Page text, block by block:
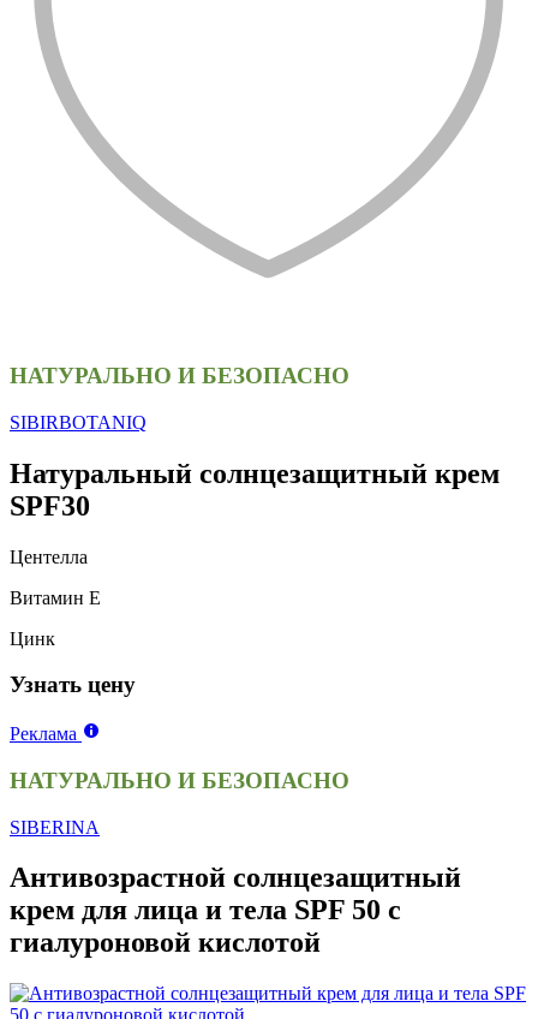
НАТУРАЛЬНО И БЕЗОПАСНО
SIBIRBOTANIQ
Натуральный солнцезащитный крем
SPF30
Центелла
Витамин Е
Цинк
Узнать цену
Реклама
НАТУРАЛЬНО И БЕЗОПАСНО
SIBERINA
Антивозрастной солнцезащитный
крем для лица и тела SPF 50 с
гиалуроновой кислотой